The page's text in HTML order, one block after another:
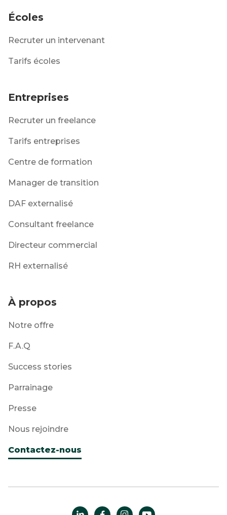
Écoles
Recruter un intervenant
Tarifs écoles
Entreprises
Recruter un freelance
Tarifs entreprises
Centre de formation
Manager de transition
DAF externalisé
Consultant freelance
Directeur commercial
RH externalisé
À propos
Notre offre
F.A.Q
Success stories
Parrainage
Presse
Nous rejoindre
Contactez-nous